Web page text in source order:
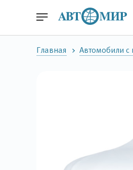
Главная Автомобили с